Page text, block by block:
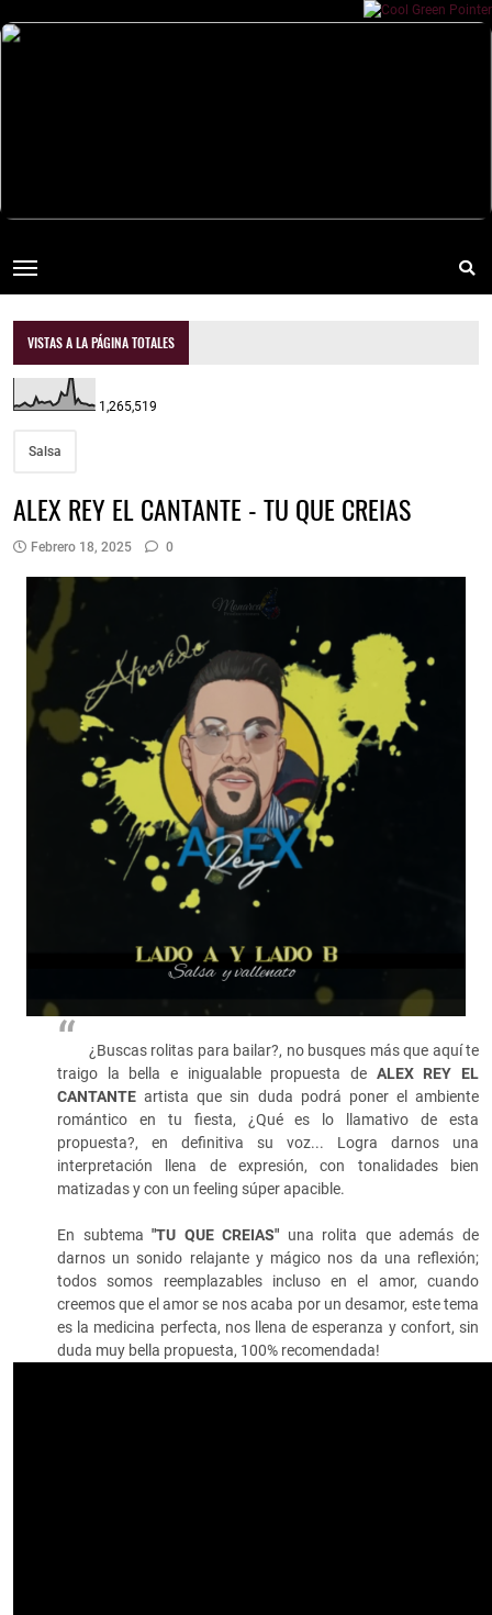
VISTAS A LA PÁGINA TOTALES
1,265,519
Salsa
ALEX REY EL CANTANTE - TU QUE CREIAS
Febrero 18, 2025 0
¿Buscas rolitas para bailar?, no busques más que aquí te
traigo la bella e inigualable propuesta de ALEX REY EL
CANTANTE artista que sin duda podrá poner el ambiente
romántico en tu fiesta, ¿Qué es lo llamativo de esta
propuesta?, en definitiva su voz... Logra darnos una
interpretación llena de expresión, con tonalidades bien
matizadas y con un feeling súper apacible.
En subtema"TU QUE CREIAS" una rolita que además de
darnos un sonido relajante y mágico nos da una reflexión;
todos somos reemplazables incluso en el amor, cuando
creemos que el amor se nos acaba por un desamor, este tema
es la medicina perfecta, nos llena de esperanza y confort, sin
duda muy bella propuesta, 100% recomendada!